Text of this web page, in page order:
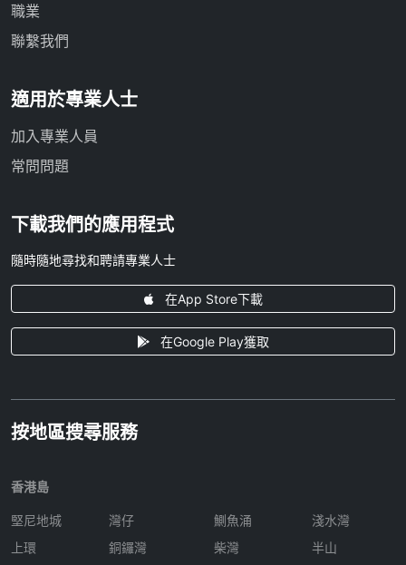
職業
聯繫我們
適用於專業人士
加入專業人員
常問問題
下載我們的應用程式
隨時隨地尋找和聘請專業人士
在App Store下載
在Google Play獲取
按地區搜尋服務
香港島
堅尼地城
上環
灣仔
銅鑼灣
鰂魚涌
柴灣
淺水灣
半山